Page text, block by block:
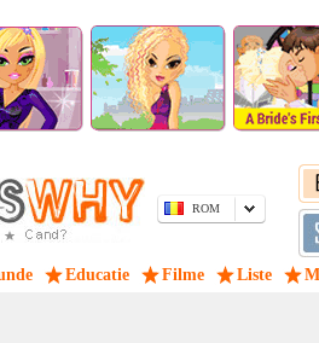
ROM
Educatie Filme Liste